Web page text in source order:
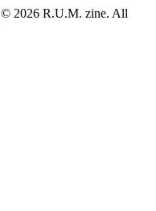
© 2026 R.U.M. zine. All